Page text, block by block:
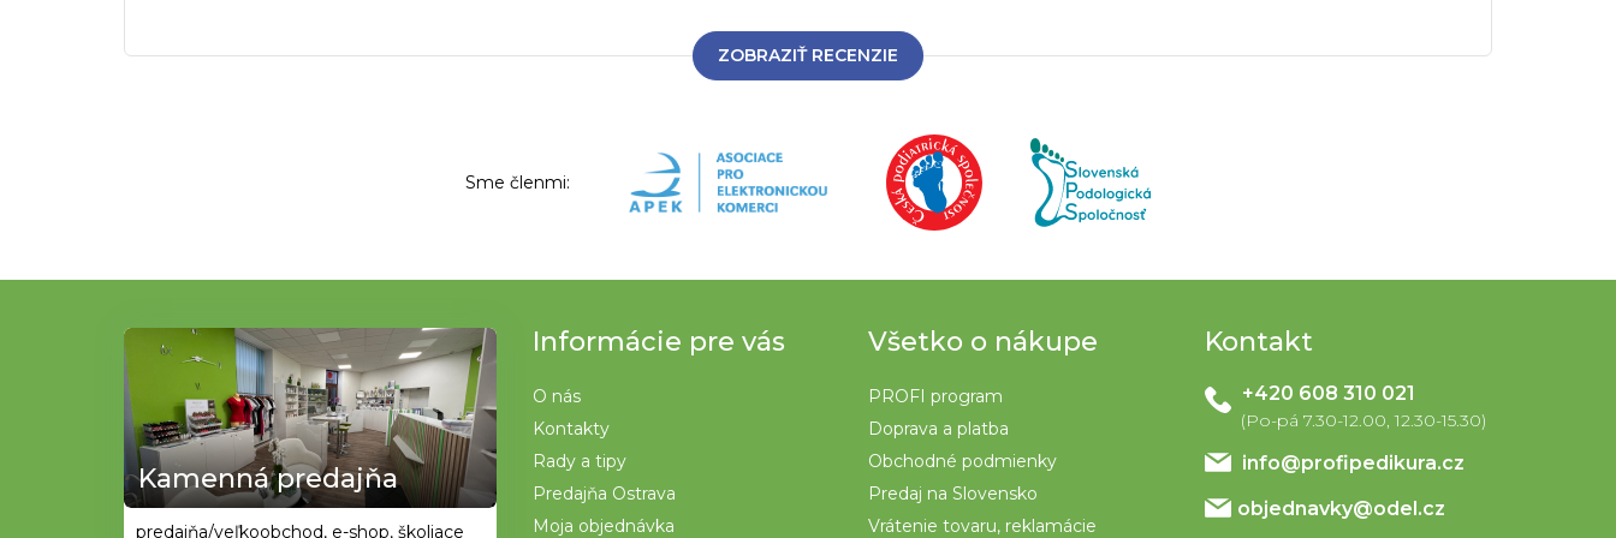
ZOBRAZIŤ RECENZIE
Sme členmi:
Informácie pre vás
O nás
Kontakty
Rady a tipy
Predajňa Ostrava
Moja objednávka
Všetko o nákupe
PROFI program
Doprava a platba
Obchodné podmienky
Predaj na Slovensko
Vrátenie tovaru, reklamácie
Kontakt
info@profipedikura.cz
+420 608 310 021
objednavky@odel.cz
Kamenná predajňa
predajňa/veľkoobchod, e-shop, školiace